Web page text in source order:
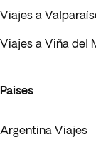
Viajes a
Viajes a Viña del
Paises
Argentina Viajes